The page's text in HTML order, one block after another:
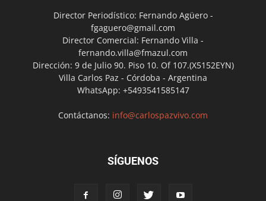
Director Periodístico: Fernando Agüero -
fgaguero@gmail.com
Director Comercial: Fernando Villa -
fernando.villa@fmazul.com
Dirección: 9 de Julio 90. Piso 10. Of 107.(X5152EYN)
Villa Carlos Paz - Córdoba - Argentina
WhatsApp: +5493541585147
Contáctanos: info@carlospazvivo.com
SÍGUENOS